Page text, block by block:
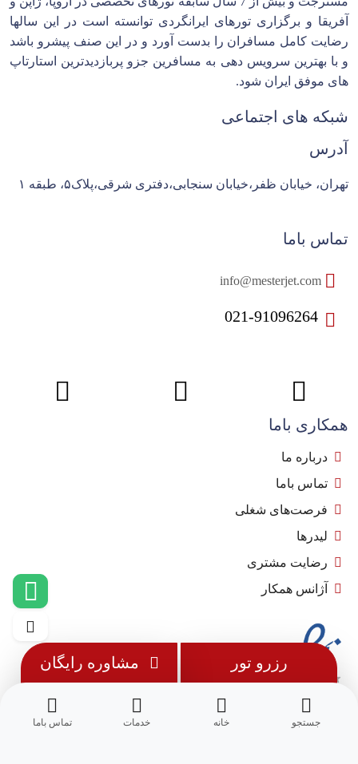
جستجو خانه خدمات تماس باما
رزرو تور مشاوره رایگان
آفریقا و برگزاری تورهای ایرانگردی توانسته است در این سالها
رضایت کامل مسافران را بدست آورد و در این صنف پیشرو باشد
و با بهترین سرویس دهی به مسافرین جزو پربازدیدترین استارتاپ
های موفق ایران شود.
شبکه های اجتماعی
آدرس
تهران، خیابان ظفر،خیابان سنجابی،دفتری شرقی،پلاک۵، طبقه ۱
تماس باما
021-91096264
همکاری باما
درباره ما
تماس باما
فرصت‌های شغلی
لیدرها
رضایت مشتری
آژانس همکار